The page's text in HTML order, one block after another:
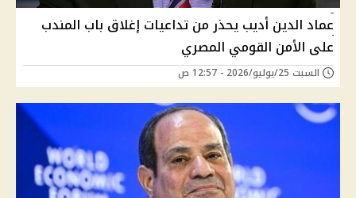
عماد الدين أديب يحذر من تداعيات إغلاق باب المندب
على الأمن القومي المصري
السبت 25/يوليو/2026 - 12:57 ص